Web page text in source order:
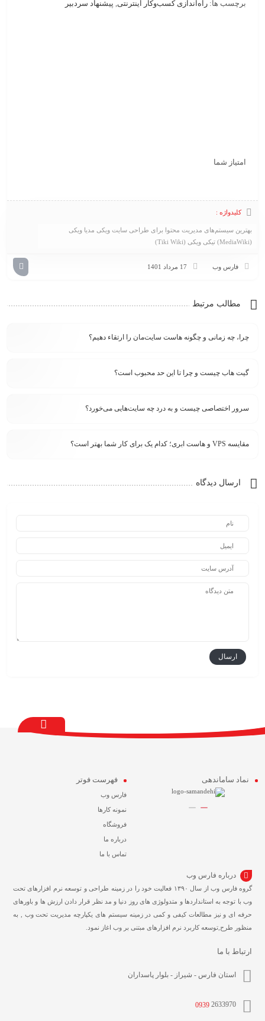
برچسب ها: راه‌اندازی کسب‌وکار اینترنتی, پیشنهاد سردبیر
امتیاز شما
کلیدواژه :
بهترین سیستم‌های مدیریت محتوا برای طراحی سایت ویکی مدیا ویکی
(MediaWiki) تیکی ویکی (Tiki Wiki)
فارس وب 17 مرداد 1401
مطالب مرتبط
چرا، چه زمانی و چگونه هاست سایت‌مان را ارتقاء دهیم؟
گیت هاب چیست و چرا تا این حد محبوب است؟
سرور اختصاصی چیست و به درد چه سایت‌هایی می‌خورد؟
مقایسه VPS و هاست ابری؛ کدام یک برای کار شما بهتر است؟
ارسال دیدگاه
نماد ساماندهی فهرست فوتر
فارس وب
نمونه کارها
فروشگاه
درباره ما
تماس با ما
درباره فارس وب
گروه فارس وب از سال ۱۳۹۰ فعالیت خود را در زمینه طراحی و توسعه نرم افزارهای تحت
وب با توجه به استانداردها و متدولوژی های روز دنیا و مد نظر قرار دادن ارزش ها و باورهای
حرفه ای و نیز مطالعات کیفی و کمی در زمینه سیستم های یکپارچه مدیریت تحت وب , به
منظور طرح,توسعه کاربرد نرم افزارهای مبتنی بر وب اغاز نمود.
ارتباط با ما
استان فارس - شیراز - بلوار پاسداران
0939 2633970